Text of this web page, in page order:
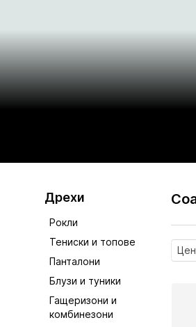
Дрехи
Рокли
Тениски и топове
Панталони
Блузи и туники
Гащеризони и
комбинезони